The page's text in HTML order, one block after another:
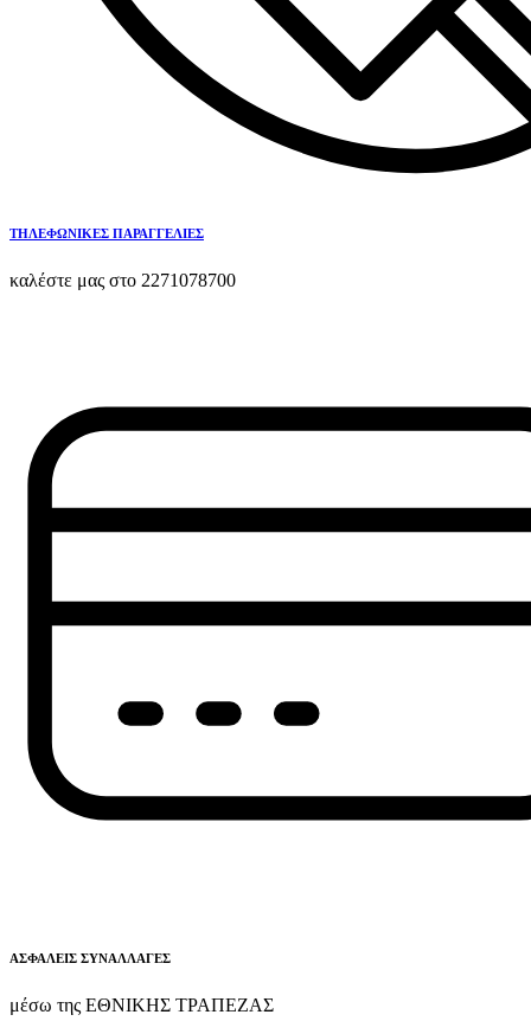
ΤΗΛΕΦΩΝΙΚΕΣ ΠΑΡΑΓΓΕΛΙΕΣ
καλέστε μας στο 2271078700
ΑΣΦΑΛΕΙΣ ΣΥΝΑΛΛΑΓΕΣ
μέσω της ΕΘΝΙΚΗΣ ΤΡΑΠΕΖΑΣ